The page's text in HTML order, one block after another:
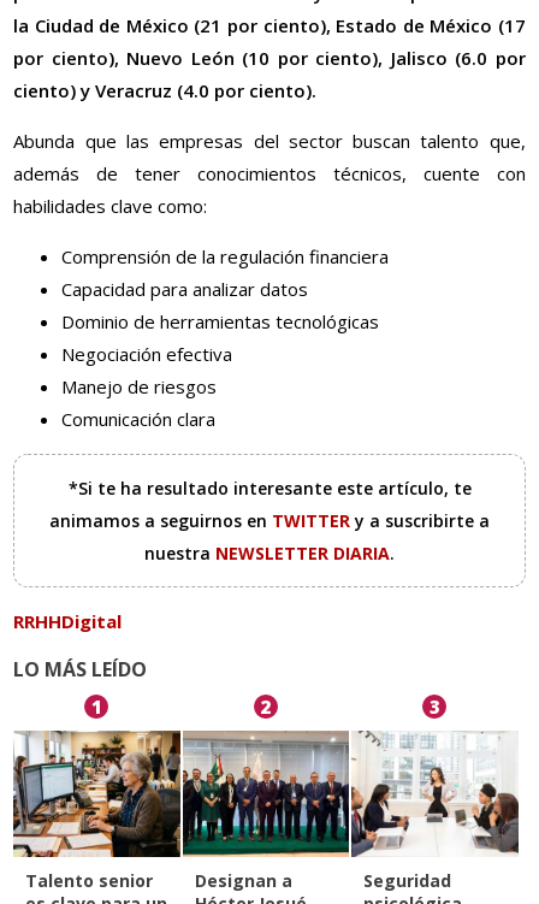
la Ciudad de México (21 por ciento), Estado de México (17
por ciento), Nuevo León (10 por ciento), Jalisco (6.0 por
ciento) y Veracruz (4.0 por ciento).
Abunda que las empresas del sector buscan talento que,
además de tener conocimientos técnicos, cuente con
habilidades clave como:
Comprensión de la regulación financiera
Capacidad para analizar datos
Dominio de herramientas tecnológicas
Negociación efectiva
Manejo de riesgos
Comunicación clara
*Si te ha resultado interesante este artículo, te
animamos a seguirnos en TWITTERy a suscribirte a
nuestra NEWSLETTER DIARIA.
RRHHDigital
LO MÁS LEÍDO
1
Talento senior
2
Designan a
3
Seguridad